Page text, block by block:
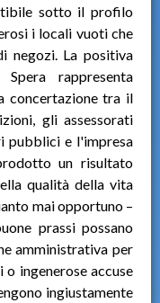
sotto il profilo
i locali vuoti che
negozi. La positiva
rappresenta
concertazione tra il
gli assessorati
pubblici e l'impresa
un risultato
qualità della vita
mai opportuno –
prassi possano
amministrativa per
o ingenerose accuse
ingiustamente